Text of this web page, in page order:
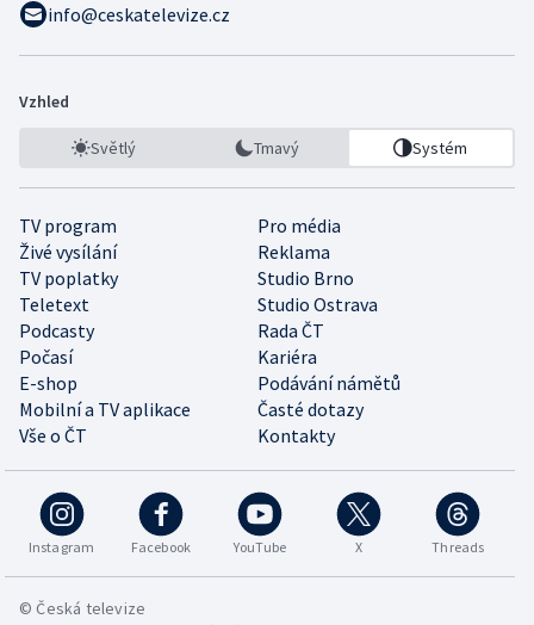
info@ceskatelevize.cz
Vzhled
Světlý Tmavý Systém
TV program
Pro média
Živé vysílání
Reklama
TV poplatky
Studio Brno
Teletext
Studio Ostrava
Podcasty
Rada ČT
Počasí
Kariéra
E-shop
Podávání námětů
Mobilní a TV aplikace
Časté dotazy
Vše o ČT
Kontakty
Instagram Facebook YouTube X Threads
© Česká televize